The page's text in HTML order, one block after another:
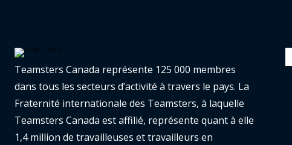
Teamsters Canada représente 125 000 membres
dans tous les secteurs d’activité à travers le pays. La
Fraternité internationale des Teamsters, à laquelle
Teamsters Canada est affilié, représente quant à elle
1,4 million de travailleuses et travailleurs en